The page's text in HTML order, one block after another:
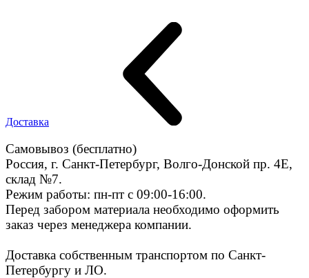
Доставка
Самовывоз (бесплатно)
Россия, г. Санкт-Петербург, Волго-Донской пр. 4E,
склад №7.
Режим работы: пн-пт с 09:00-16:00.
Перед забором материала необходимо оформить
заказ через менеджера компании.
Доставка собственным транспортом по Санкт-
Петербургу и ЛО.